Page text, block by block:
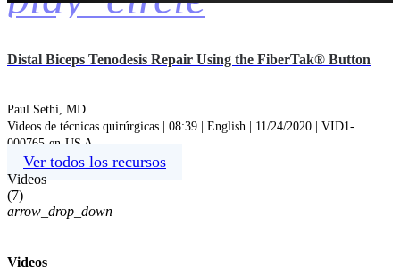
Distal Biceps Tenodesis Repair Using the FiberTak® Button
Paul Sethi, MD
Videos de técnicas quirúrgicas | 08:39 | English | 11/24/2020 | VID1-
000765-en-US A
Ver todos los recursos
Videos
(7)
arrow_drop_down
Videos